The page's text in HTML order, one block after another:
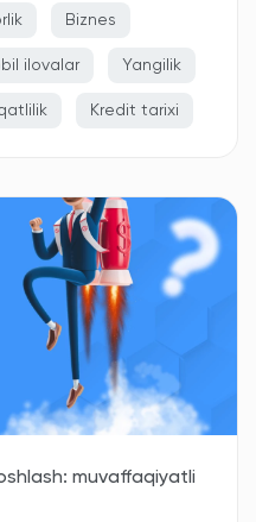
Biznes
ilovalar Yangilik
Kredit tarixi
muvaffaqiyatli